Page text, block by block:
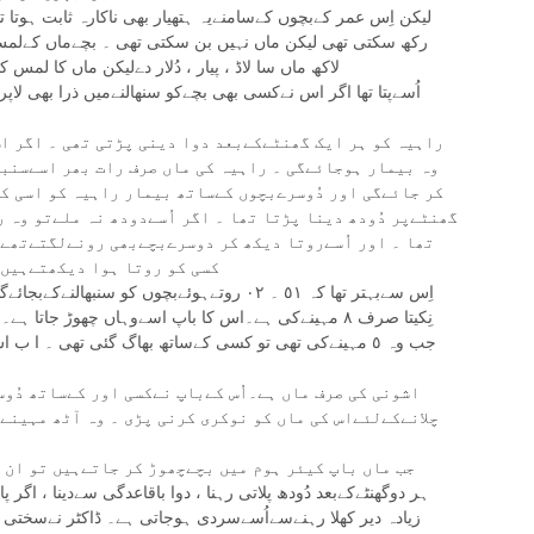
لیکن اِس عمر کےبچوں کےسامنےیہ ہتھیار بھی ناکارہ ثابت
رکھ سکتی تھی لیکن ماں نہیں بن سکتی تھی ۔ بچےماں
لاکھ ماں سا لاڈ ، پیار ، دُلار دےلیکن ماں کا
اُسےپتا تھا اگر اس نےکسی بھی بچےکو سنھالنےمیں ذرا بھی
راہیہ کو ہر ایک گھنٹےکےبعد دوا دینی پڑتی تھی ۔ اگر
وہ بیمار ہوجائےگی ۔ راہیہ کی ماں صرف رات بھر
کر جائےگی اور دُوسرےبچوں کےساتھ بیمار راہیہ کو اسی
گھنٹےپر دُودھ دینا پڑتا تھا ۔ اگر اُسےدودھ نہ ملےتو
تھا ۔ اور اُسےروتا دیکھ کر دوسرےبچےبھی
کسی کو روتا ہوا
اِس سےبہتر تھا کہ ٥١ ۔ ٠٢ روتےہوئےبچوں کو سنبھالنےکےبجائےگوتم نہ روئےاس بات کی ترکیب کی جائے۔
نِکیتا صرف ٨ مہینےکی ہے۔اس کا باپ اسےوہاں چھوڑ
جب وہ ٥ مہینےکی تھی تو کسی کےساتھ بھاگ گئی تھی
اشونی کی صرف ماں ہے۔اُس کےباپ نےکسی اور کےساتھ
چلانےکےلئےاس کی ماں کو نوکری کرنی پڑی ۔ وہ آٹھ
جب ماں باپ کیئر ہوم میں بچےچھوڑ کر جاتےہیں تو
زیادہ دیر کھلا رہنےسےاُسےسردی ہوجاتی ہے۔ ڈاکٹر